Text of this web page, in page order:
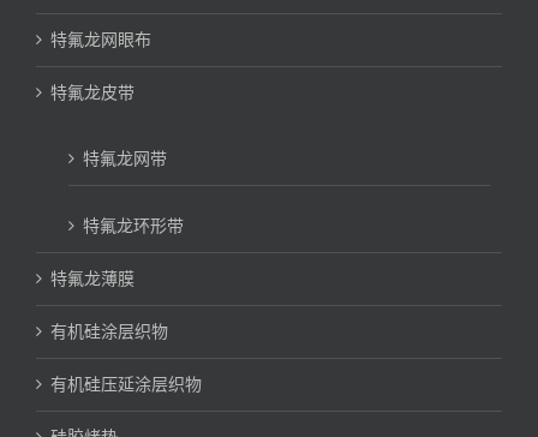
特氟龙网眼布
特氟龙皮带
特氟龙网带
特氟龙环形带
特氟龙薄膜
有机硅涂层织物
有机硅压延涂层织物